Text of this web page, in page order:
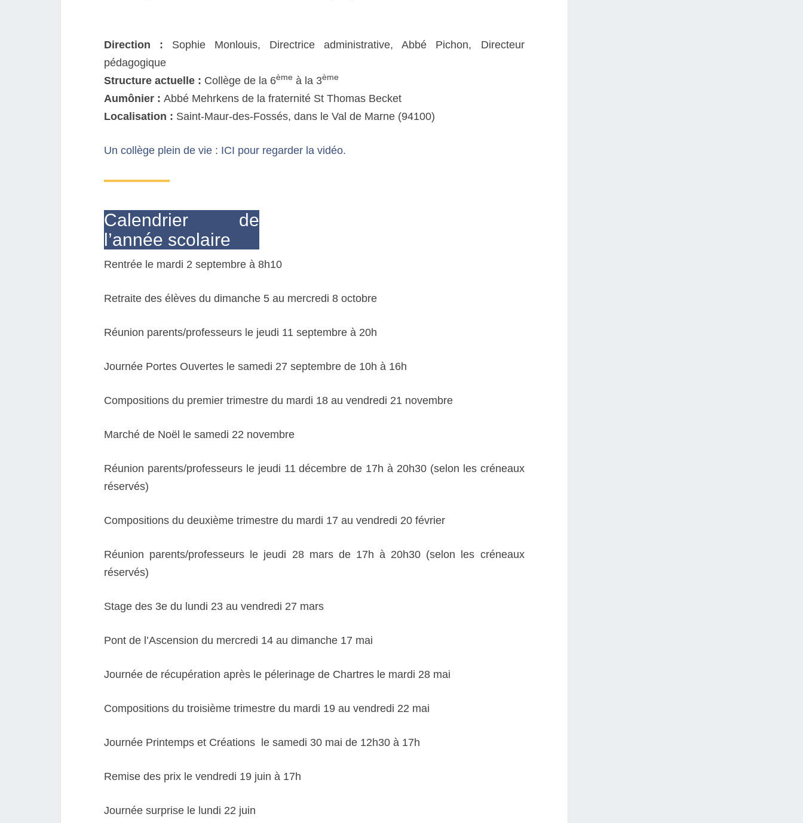
Direction : Sophie Monlouis, Directrice administrative, Abbé Pichon, Directeur
pédagogique
Structure actuelle : Collège de la 6ème à la 3ème
Aumônier : Abbé Mehrkens de la fraternité St Thomas Becket
Localisation : Saint-Maur-des-Fossés, dans le Val de Marne (94100)
Un collège plein de vie : ICI pour regarder la vidéo.
Calendrier de
l’année scolaire
Rentrée le mardi 2 septembre à 8h10
Retraite des élèves du dimanche 5 au mercredi 8 octobre
Réunion parents/professeurs le jeudi 11 septembre à 20h
Journée Portes Ouvertes le samedi 27 septembre de 10h à 16h
Compositions du premier trimestre du mardi 18 au vendredi 21 novembre
Marché de Noël le samedi 22 novembre
Réunion parents/professeurs le jeudi 11 décembre de 17h à 20h30 (selon les créneaux
réservés)
Compositions du deuxième trimestre du mardi 17 au vendredi 20 février
Réunion parents/professeurs le jeudi 28 mars de 17h à 20h30 (selon les créneaux
réservés)
Stage des 3e du lundi 23 au vendredi 27 mars
Pont de l’Ascension du mercredi 14 au dimanche 17 mai
Journée de récupération après le pélerinage de Chartres le mardi 28 mai
Compositions du troisième trimestre du mardi 19 au vendredi 22 mai
Journée Printemps et Créations le samedi 30 mai de 12h30 à 17h
Remise des prix le vendredi 19 juin à 17h
Journée surprise le lundi 22 juin